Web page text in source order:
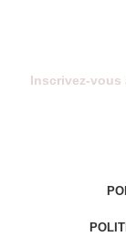
Inscrivez-vous